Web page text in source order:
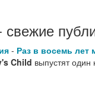
свежие
- Раз в восемь лет
Child выпустят один